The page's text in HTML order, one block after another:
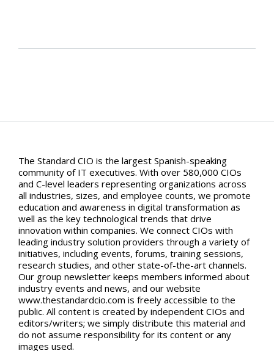
The Standard CIO is the largest Spanish-speaking
community of IT executives. With over 580,000 CIOs
and C-level leaders representing organizations across
all industries, sizes, and employee counts, we promote
education and awareness in digital transformation as
well as the key technological trends that drive
innovation within companies. We connect CIOs with
leading industry solution providers through a variety of
initiatives, including events, forums, training sessions,
research studies, and other state-of-the-art channels.
Our group newsletter keeps members informed about
industry events and news, and our website
www.thestandardcio.com is freely accessible to the
public. All content is created by independent CIOs and
editors/writers; we simply distribute this material and
do not assume responsibility for its content or any
images used.